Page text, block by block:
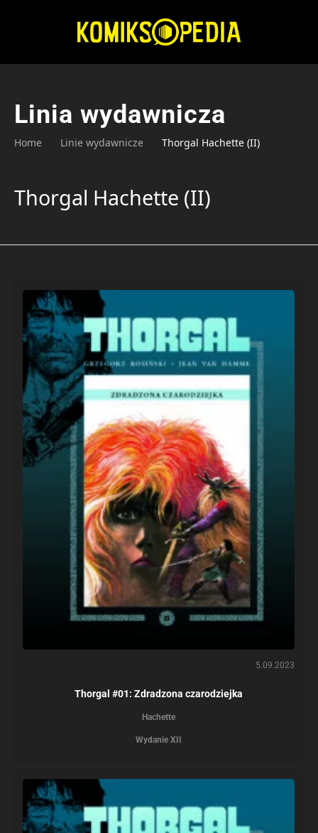
Linia wydawnicza
Home Linie wydawnicze Thorgal Hachette (II)
Thorgal Hachette (II)
5.09.2023
Thorgal #01: Zdradzona czarodziejka
Hachette
Wydanie XII